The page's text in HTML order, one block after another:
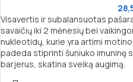
Visavertis ir subalansuotas
savaičių iki 2 mėnesių bei
nukleotidų, kurie yra artimi
padeda stiprinti šuniuko imuninę
barjerus, skatina sveiką augimą.